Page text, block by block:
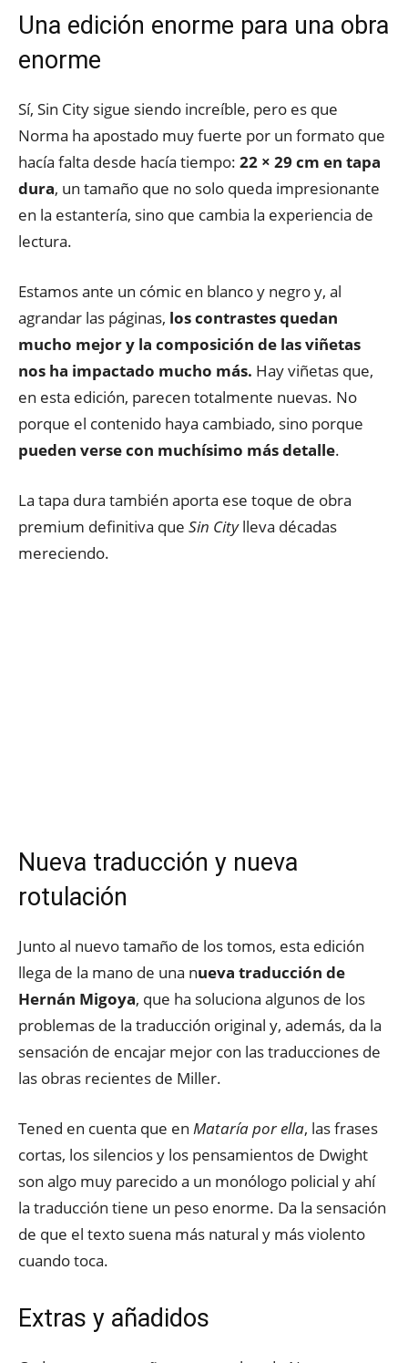
Una edición enorme para una obra
enorme
Sí, Sin City sigue siendo increíble, pero es que
Norma ha apostado muy fuerte por un formato que
hacía falta desde hacía tiempo: 22 × 29 cm en tapa
dura, un tamaño que no solo queda impresionante
en la estantería, sino que cambia la experiencia de
lectura.
Estamos ante un cómic en blanco y negro y, al
agrandar las páginas, los contrastes quedan
mucho mejor y la composición de las viñetas
nos ha impactado mucho más. Hay viñetas que,
en esta edición, parecen totalmente nuevas. No
porque el contenido haya cambiado, sino porque
pueden verse con muchísimo más detalle.
La tapa dura también aporta ese toque de obra
premium definitiva que Sin Citylleva décadas
mereciendo.
Nueva traducción y nueva
rotulación
Junto al nuevo tamaño de los tomos, esta edición
llega de la mano de una nueva traducción de
Hernán Migoya, que ha soluciona algunos de los
problemas de la traducción original y, además, da la
sensación de encajar mejor con las traducciones de
las obras recientes de Miller.
Tened en cuenta que en Mataría por ella, las frases
cortas, los silencios y los pensamientos de Dwight
son algo muy parecido a un monólogo policial y ahí
la traducción tiene un peso enorme. Da la sensación
de que el texto suena más natural y más violento
cuando toca.
Extras y añadidos